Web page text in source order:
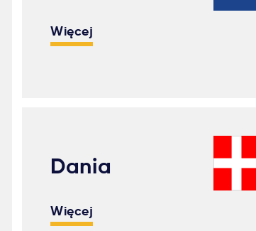
Więcej
Dania
Więcej